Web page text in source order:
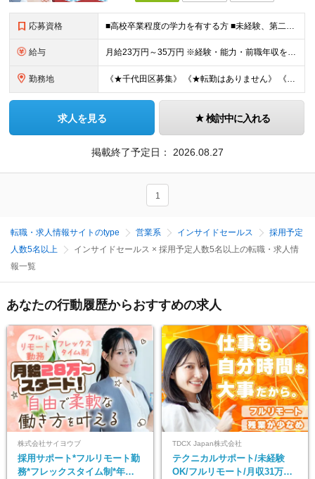
応募資格 ■高校卒業程度の学力を有する方 ■未経験、第二新卒歓迎！ ■性別不問
給与 月給23万円～35万円 ※経験・能力・前職年収を考慮の上、35万円を限度に検討します ※固定残業代（おおむね15時間分／2.7万円から4.2万円）を含みます。15時間を超過した分は、別途支給します。
勤務地 《★千代田区募集》 《★転勤はありません》 《★U・Iターン歓迎》 【住友生命保険相互会社 東京東支社 東京東第一支部】 ▼勤務地▼ ●千代田区神田岩本町1番地 住友生命千代田ビル4F TEL：0
求人を見る 検討中に入れる
掲載終了予定日： 2026.08.27
1
転職・求人情報サイトのtype 営業系 インサイドセールス
採用予定
人数5名以上
インサイドセールス × 採用予定人数5名以上の転職・求人情
報一覧
あなたの行動履歴からおすすめの求人
株式会社サイヨウブ
採用サポート*フルリモート勤
務*フレックスタイム制*年休
TDCX Japan株式会社
テクニカルサポート/未経験
OK/フルリモート/月収31万円